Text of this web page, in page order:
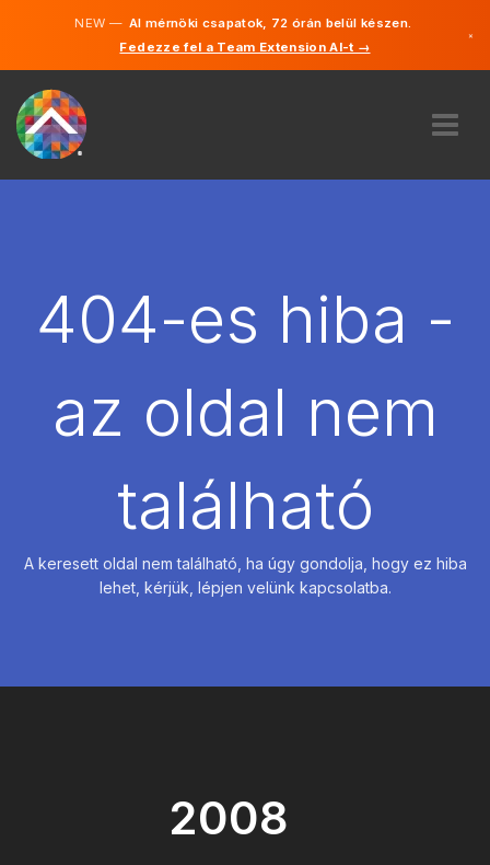
NEW —AI mérnöki csapatok, 72 órán belül készen.
Fedezze fel a Team Extension AI-t →
×
BÉREL
404-es hiba -
az oldal nem
található
A keresett oldal nem található, ha úgy gondolja, hogy ez hiba
lehet, kérjük, lépjen velünk kapcsolatba.
2008